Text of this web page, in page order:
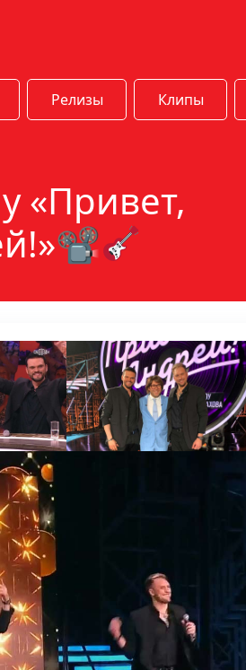
Релизы Клипы
«Привет,